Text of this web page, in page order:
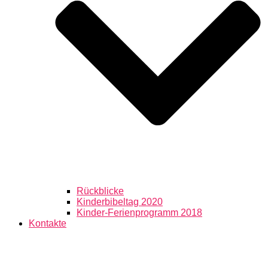
Rückblicke
Kinderbibeltag 2020
Kinder-Ferienprogramm 2018
Kontakte